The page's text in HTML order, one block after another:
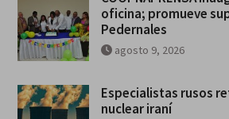
oficina; promueve
Pedernales
agosto 9, 2026
Especialistas rusos
nuclear iraní